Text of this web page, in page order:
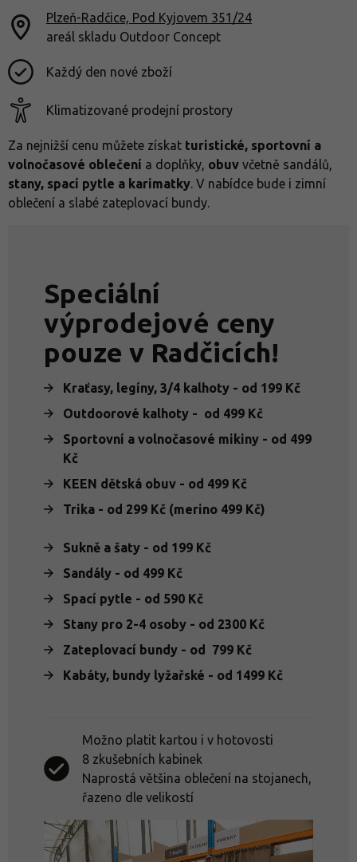
Plzeň-Radčice, Pod Kyjovem 351/24
areál skladu Outdoor Concept
Každý den nové zboží
Klimatizované prodejní prostory
Za nejnižší cenu můžete získat turistické, sportovní a
volnočasové oblečení a doplňky, obuv včetně sandálů,
stany, spací pytle a karimatky. V nabídce bude i zimní
oblečení a slabé zateplovací bundy.
Speciální
výprodejové ceny
pouze v Radčicích!
Kraťasy, legíny, 3/4 kalhoty - od 199 Kč
Outdoorové kalhoty - od 499 Kč
Sportovní a volnočasové mikiny - od 499
Kč
KEEN dětská obuv - od 499 Kč
Trika - od 299 Kč (merino 499 Kč)
Sukně a šaty - od 199 Kč
Sandály - od 499 Kč
Spací pytle - od 590 Kč
Stany pro 2-4 osoby - od 2300 Kč
Zateplovací bundy - od 799 Kč
Kabáty, bundy lyžařské - od 1499 Kč
Možno platit kartou i v hotovosti
8 zkušebních kabinek
Naprostá většina oblečení na stojanech,
řazeno dle velikostí